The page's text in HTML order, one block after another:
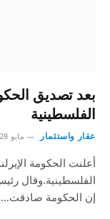
بعد تصديق
الفلسطينية
عقار واستثمار مايو 28, 2024
أعلنت الحكومة
الفلسطينية.وقال
إن الحكومة صادقت…